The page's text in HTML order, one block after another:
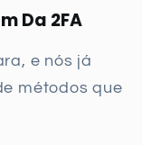
Da 2FA
e nós já
métodos que